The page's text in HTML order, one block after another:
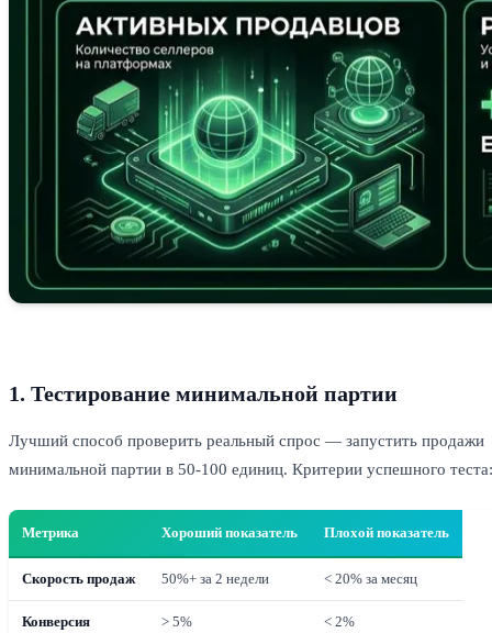
1. Тестирование минимальной партии
Лучший способ проверить реальный спрос — запустить продажи
минимальной партии в 50-100 единиц. Критерии успешного теста:
Метрика Хороший показатель Плохой показатель
Скорость продаж 50%+ за 2 недели < 20% за месяц
Конверсия > 5% < 2%